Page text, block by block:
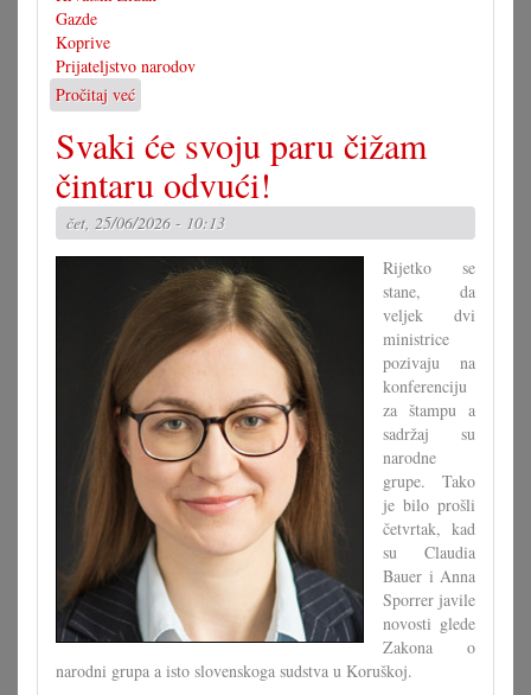
Gazde
Koprive
Prijateljstvo narodov
Pročitaj već
Prijateljstvo
narodov
Svaki će svoju paru čižam
čintaru odvući!
čet, 25/06/2026 - 10:13
Rijetko se
stane, da
veljek dvi
ministrice
pozivaju na
konferenciju
za štampu a
sadržaj su
narodne
grupe. Tako
je bilo prošli
četvrtak, kad
su Claudia
Bauer i Anna
Sporrer javile
novosti glede
Zakona o
narodni grupa a isto slovenskoga sudstva u Koruškoj.